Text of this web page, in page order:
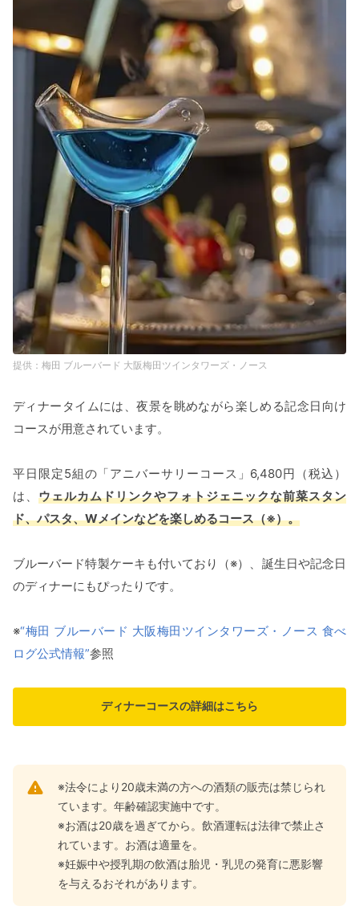
梅田 ブルーバード 大阪梅田ツインタワーズ・ノース
ディナータイムには、夜景を眺めながら楽しめる記念日向け
コースが用意されています。
平日限定5組の「アニバーサリーコース」6,480円（税込）
は、ウェルカムドリンクやフォトジェニックな前菜スタン
ド、パスタ、Wメインなどを楽しめるコース（※）。
ブルーバード特製ケーキも付いており（※）、誕生日や記念日
のディナーにもぴったりです。
※“梅田 ブルーバード 大阪梅田ツインタワーズ・ノース 食べ
ログ公式情報”参照
ディナーコースの詳細はこちら
※法令により20歳未満の方への酒類の販売は禁じられ
ています。年齢確認実施中です。
※お酒は20歳を過ぎてから。飲酒運転は法律で禁止さ
れています。お酒は適量を。
※妊娠中や授乳期の飲酒は胎児・乳児の発育に悪影響
を与えるおそれがあります。